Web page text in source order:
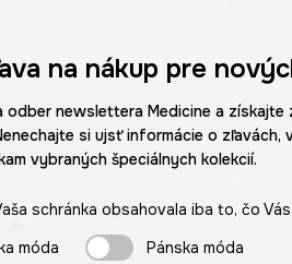
na nákup pre
odber newslettera Medicine a
si ujsť informácie o
vybraných špeciálnych kolekcií.
schránka obsahovala iba to, čo
móda
Pánska móda